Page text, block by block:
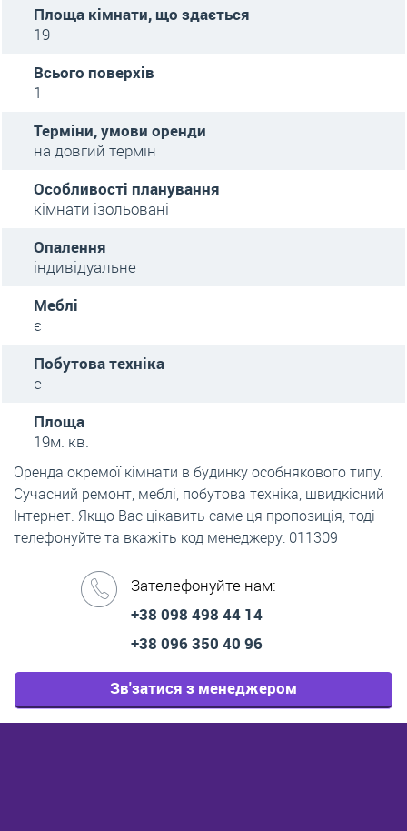
Площа кімнати, що здається
19
Всього поверхів
1
Терміни, умови оренди
на довгий термін
Особливості планування
кімнати ізольовані
Опалення
індивідуальне
Меблі
є
Побутова техніка
є
Площа
19м. кв.
Оренда окремої кімнати в будинку особнякового типу.
Сучасний ремонт, меблі, побутова техніка, швидкісний
Інтернет. Якщо Вас цікавить саме ця пропозиція, тоді
телефонуйте та вкажіть код менеджеру: 011309
Зателефонуйте нам:
+38 098 498 44 14
+38 096 350 40 96
Зв'затися з менеджером